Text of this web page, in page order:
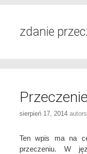
zdanie
Przeczenie
sierpień 17, 2014
Ten wpis ma na
przeczeniu. W